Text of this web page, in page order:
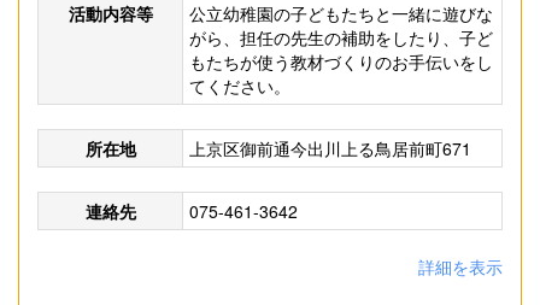
活動内容等
公立幼稚園の子どもたちと一緒に遊びな
がら、担任の先生の補助をしたり、子ど
もたちが使う教材づくりのお手伝いをし
てください。
所在地 上京区御前通今出川上る鳥居前町671
連絡先 075-461-3642
詳細を表示